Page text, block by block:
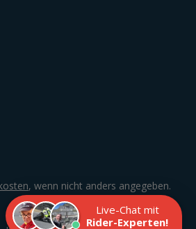
, wenn nicht anders angegeben.
Live-Chat mit
Rider-Experten!